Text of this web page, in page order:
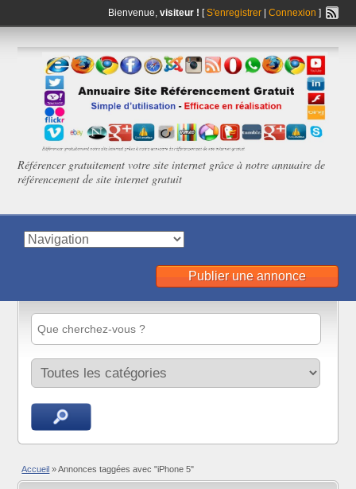
Bienvenue, visiteur ! [S'enregistrer| Connexion ]
Référencer gratuitement votre site internet grâce à notre annuaire de
référencement de site internet gratuit
Publier une annonce
Accueil » Annonces taggées avec "iPhone 5"